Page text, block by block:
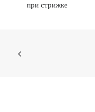
при стрижке